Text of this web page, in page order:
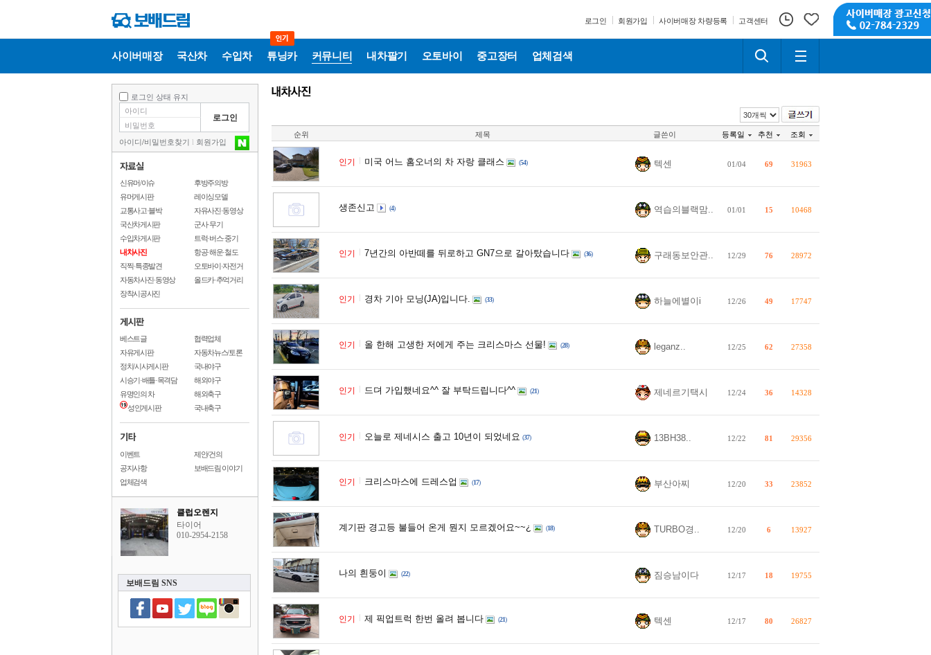
로그인 회원가입 사이버매장 차량등록 고객센터
사이버매장 국산차 수입차 튜닝카 커뮤니티 내차팔기 오토바이 중고장터 업체검색
로그인 상태 유지
아이디/비밀번호찾기 l 회원가입
신유머/이슈
유머게시판
교통사고·블박
국산차게시판
수입차게시판
내차사진
직찍·특종발견
자동차사진·동영상
장착시공사진
후방주의방
레이싱모델
자유사진·동영상
군사·무기
트럭·버스·중기
항공·해운·철도
오토바이·자전거
올드카·추억거리
베스트글
자유게시판
정치/시사게시판
시승기·배틀·목격담
유명인의 차
성인게시판
협력업체
자동차뉴스/토론
국내야구
해외야구
해외축구
국내축구
이벤트
공지사항
업체검색
제안/건의
보배드림 이야기
클럽오렌지
타이어
010-2954-2158
보배드림 SNS
순위 제목 글쓴이 등록일 추천 조회
인기 미국 어느 홈오너의 차 자랑 클래스 (54) 텍센 01/04 69 31963
생존신고 (4) 역습의블랙맘.. 01/01 15 10468
인기 7년간의 아반떼를 뒤로하고 GN7으로 갈아탔습니다 (36) 구래동보안관.. 12/29 76 28972
인기 경차 기아 모닝(JA)입니다. (33) 하늘에별이i 12/26 49 17747
인기 올 한해 고생한 저에게 주는 크리스마스 선물! (28) leganz.. 12/25 62 27358
인기 드뎌 가입했네요^^ 잘 부탁드립니다^^ (21) 제네르기택시 12/24 36 14328
인기 오늘로 제네시스 출고 10년이 되었네요 (37) 13BH38.. 12/22 81 29356
인기 크리스마스에 드레스업 (17) 부산아찌 12/20 33 23852
계기판 경고등 불들어 온게 뭔지 모르겠어요~~¿ (18) TURBO경.. 12/20 6 13927
나의 흰둥이 (22) 짐승남이다 12/17 18 19755
인기 제 픽업트럭 한번 올려 봅니다 (21) 텍센 12/17 80 26827